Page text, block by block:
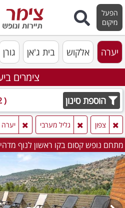
הפעל
מיקום
יערה אלקוש בית ג'אן גורן
צימרים
הוספת סינון ( 2 תוצאות )
צפון גליל מערבי יערה
מתחם נופש קסום בקו ראשון לנוף